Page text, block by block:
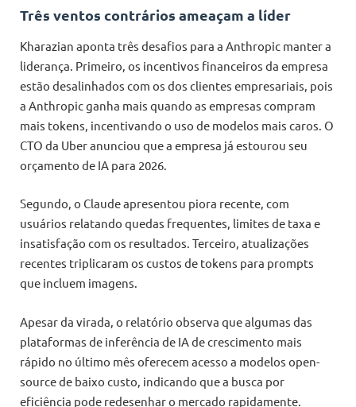
Três ventos contrários ameaçam a líder
Kharazian aponta três desafios para a Anthropic manter a
liderança. Primeiro, os incentivos financeiros da empresa
estão desalinhados com os dos clientes empresariais, pois
a Anthropic ganha mais quando as empresas compram
mais tokens, incentivando o uso de modelos mais caros. O
CTO da Uber anunciou que a empresa já estourou seu
orçamento de IA para 2026.
Segundo, o Claude apresentou piora recente, com
usuários relatando quedas frequentes, limites de taxa e
insatisfação com os resultados. Terceiro, atualizações
recentes triplicaram os custos de tokens para prompts
que incluem imagens.
Apesar da virada, o relatório observa que algumas das
plataformas de inferência de IA de crescimento mais
rápido no último mês oferecem acesso a modelos open-
source de baixo custo, indicando que a busca por
eficiência pode redesenhar o mercado rapidamente.